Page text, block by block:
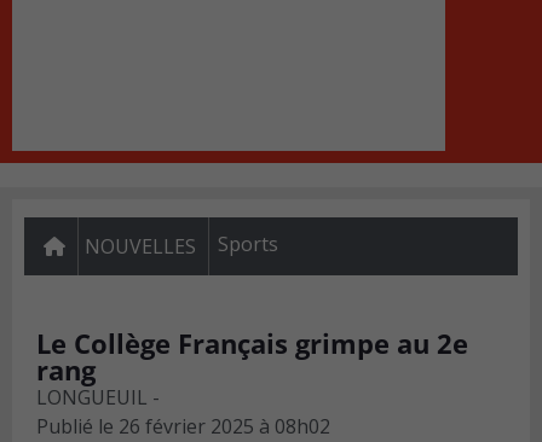
NOUVELLES Sports
Le Collège Français grimpe au 2e
rang
LONGUEUIL -
Publié le 26 février 2025 à 08h02